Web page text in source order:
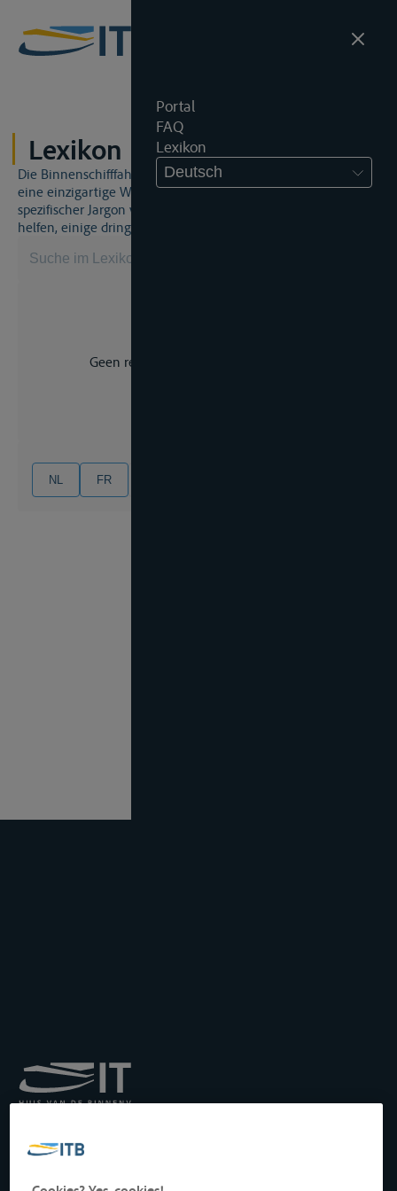
Portal
FAQ
Lexikon
Deutsch
Lexikon
Die Binnenschifffahrt und das Binnenschifffahrtsrecht sind
eine einzigartige Welt. Dies bedeutet, dass häufig ein
spezifischer Jargon verwendet wird. Dieses Lexikon wird Ihnen
helfen, einige dringend benötigte Begriffe zu beherrschen.
Geen resultaat voor uw zoekopdracht.
NL FR
Transport auf der
Drukpersstraat 19